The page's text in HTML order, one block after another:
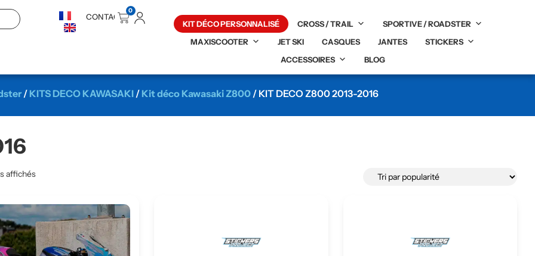
CONTACT
0
KIT DÉCO PERSONNALISÉ CROSS / TRAIL
SPORTIVE / ROADSTER
MAXISCOOTER
JET SKI CASQUES JANTES
STICKERS
ACCESSOIRES
BLOG
/ KITS DECO KAWASAKI / Kit déco Kawasaki Z800 / KIT DECO Z800 2013-2016
affichés